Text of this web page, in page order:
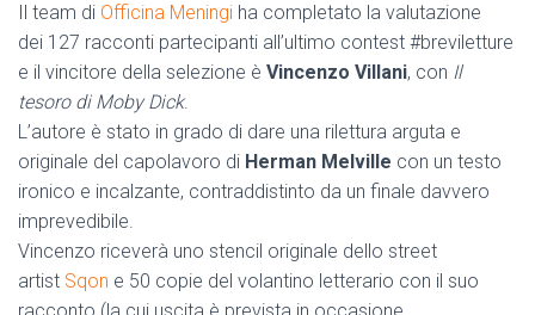
Il team di Officina Meningi ha completato la valutazione
dei 127 racconti partecipanti all’ultimo contest #breviletture
e il vincitore della selezione è Vincenzo Villani, con Il
tesoro di Moby Dick.
L’autore è stato in grado di dare una rilettura arguta e
originale del capolavoro di Herman Melville con un testo
ironico e incalzante, contraddistinto da un finale davvero
imprevedibile.
Vincenzo riceverà uno stencil originale dello street
artist Sqon e 50 copie del volantino letterario con il suo